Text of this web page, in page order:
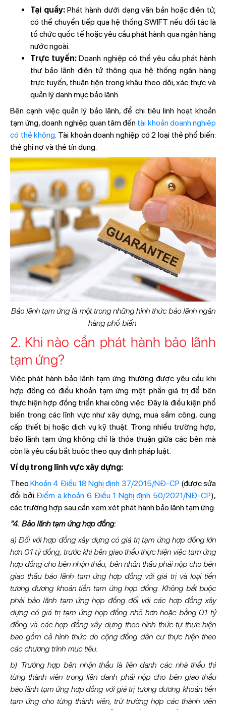
Tại quầy:Phát hành dưới dạng văn bản hoặc điện tử,
có thể chuyển tiếp qua hệ thống SWIFT nếu đối tác là
tổ chức quốc tế hoặc yêu cầu phát hành qua ngân hàng
nước ngoài.
Trực tuyến:Doanh nghiệp có thể yêu cầu phát hành
thư bảo lãnh điện tử thông qua hệ thống ngân hàng
trực tuyến, thuận tiện trong khâu theo dõi, xác thực và
quản lý danh mục bảo lãnh.
Bên cạnh việc quản lý bảo lãnh, để chi tiêu linh hoạt khoản
tạm ứng, doanh nghiệp quan tâm đến tài khoản doanh nghiệp
có thẻ không. Tài khoản doanh nghiệp có 2 loại thẻ phổ biến:
thẻ ghi nợ và thẻ tín dụng.
Bảo lãnh tạm ứng là một trong những hình thức bảo lãnh ngân
hàng phổ biến.
2. Khi nào cần phát hành bảo lãnh
tạm ứng?
Việc phát hành bảo lãnh tạm ứng thường được yêu cầu khi
hợp đồng có điều khoản tạm ứng một phần giá trị để bên
thực hiện hợp đồng triển khai công việc. Đây là điều kiện phổ
biến trong các lĩnh vực như xây dựng, mua sắm công, cung
cấp thiết bị hoặc dịch vụ kỹ thuật. Trong nhiều trường hợp,
bảo lãnh tạm ứng không chỉ là thỏa thuận giữa các bên mà
còn là yêu cầu bắt buộc theo quy định pháp luật.
Ví dụ trong lĩnh vực xây dựng:
TheoKhoản 4 Điều 18 Nghị định 37/2015/NĐ-CP (được sửa
đổi bởi Điểm a khoản 6 Điều 1 Nghị định 50/2021/NĐ-CP),
các trường hợp sau cần xem xét phát hành bảo lãnh tạm ứng:
“4. Bảo lãnh tạm ứng hợp đồng:
a) Đối với hợp đồng xây dựng có giá trị tạm ứng hợp đồng lớn
hơn 01 tỷ đồng, trước khi bên giao thầu thực hiện việc tạm ứng
hợp đồng cho bên nhận thầu, bên nhận thầu phải nộp cho bên
giao thầu bảo lãnh tạm ứng hợp đồng với giá trị và loại tiền
tương đương khoản tiền tạm ứng hợp đồng. Không bắt buộc
phải bảo lãnh tạm ứng hợp đồng đối với các hợp đồng xây
dựng có giá trị tạm ứng hợp đồng nhỏ hơn hoặc bằng 01 tỷ
đồng và các hợp đồng xây dựng theo hình thức tự thực hiện
bao gồm cả hình thức do cộng đồng dân cư thực hiện theo
các chương trình mục tiêu.
b) Trường hợp bên nhận thầu là liên danh các nhà thầu thì
từng thành viên trong liên danh phải nộp cho bên giao thầu
bảo lãnh tạm ứng hợp đồng với giá trị tương đương khoản tiền
tạm ứng cho từng thành viên, trừ trường hợp các thành viên